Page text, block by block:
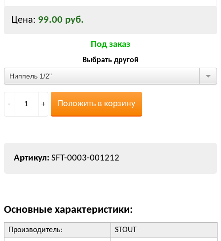
Цена: 99.00 руб.
Под заказ
Выбрать другой
Ниппель 1/2"
- 1 + Положить в корзину
SFT-0003-001212
Основные характеристики:
Производитель:
STOUT